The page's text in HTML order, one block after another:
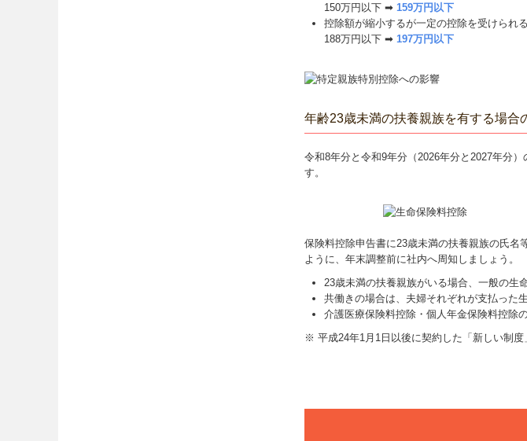
150万円以下 ➡ 159万円以下
控除額が縮小するが一定の控除を受けられ
188万円以下 ➡ 197万円以下
年齢23歳未満の扶養親族を有する場合
令和8年分と令和9年分（2026年分と2027年分
す。
保険料控除申告書に23歳未満の扶養親族の氏
ように、年末調整前に社内へ周知しましょう。
23歳未満の扶養親族がいる場合、一般の生
共働きの場合は、夫婦それぞれが支払った
介護医療保険料控除・個人年金保険料控除
※ 平成24年1月1日以後に契約した「新しい制度